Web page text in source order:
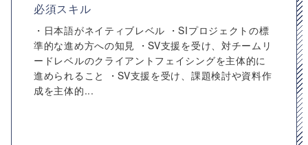
必須スキル
・日本語がネイティブレベル ・SIプロジェクトの標
準的な進め方への知見 ・SV支援を受け、対チームリ
ードレベルのクライアントフェイシングを主体的に
進められること ・SV支援を受け、課題検討や資料作
成を主体的...